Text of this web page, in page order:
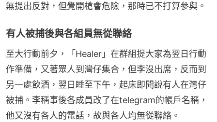
無提出反對，但覺開槍會危險，那時已不打算參與。
有人被捕後與各組員無從聯絡
至大行動前夕，「Healer」在群組提大家為翌日行動
作準備，又著眾人到灣仔集合，但李沒出席，反而到
另一處飲酒，翌日睡至下午，起床即聞說有人在灣仔
被捕。李稱事後各成員改了在telegram的帳戶名稱，
他又沒有各人的電話，故與各人均無從聯絡。